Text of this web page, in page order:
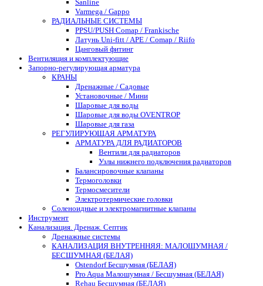
Sanline
Varmega / Gappo
РАДИАЛЬНЫЕ СИСТЕМЫ
PPSU/PUSH Comap / Frankische
Латунь Uni-fitt / APE / Comap / Riifo
Цанговый фитинг
Вентиляция и комплектующие
Запорно-регулирующая арматура
КРАНЫ
Дренажные / Садовые
Установочные / Мини
Шаровые для воды
Шаровые для воды OVENTROP
Шаровые для газа
РЕГУЛИРУЮЩАЯ АРМАТУРА
АРМАТУРА ДЛЯ РАДИАТОРОВ
Вентили для радиаторов
Узлы нижнего подключения радиаторов
Балансировочные клапаны
Термоголовки
Термосмесители
Электротермические головки
Соленоидные и электромагнитные клапаны
Инструмент
Канализация. Дренаж. Септик
Дренажные системы
КАНАЛИЗАЦИЯ ВНУТРЕННЯЯ: МАЛОШУМНАЯ /
БЕСШУМНАЯ (БЕЛАЯ)
Ostendorf Бесшумная (БЕЛАЯ)
Pro Aqua Малошумная / Бесшумная (БЕЛАЯ)
Rehau Бесшумная (БЕЛАЯ)